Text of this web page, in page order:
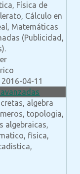
Física de
Cálculo en
Matemáticas
(Publicidad,
04-11
algebra
topologia,
algebraicas,
fisica,